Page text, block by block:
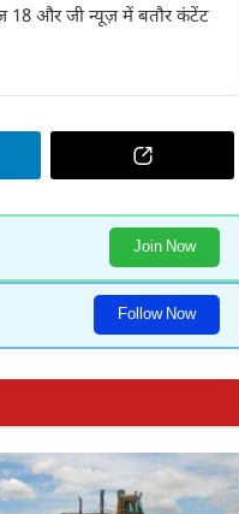
18 और जी न्यूज़ में बतौर कंटेंट
Join Now
Follow Now